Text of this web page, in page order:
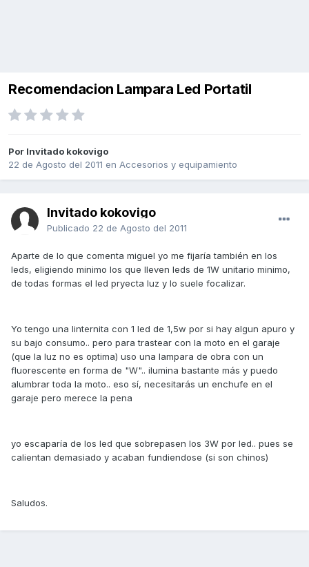
Recomendacion Lampara Led Portatil
Por Invitado kokovigo
22 de Agosto del 2011 en Accesorios y equipamiento
Invitado kokovigo
Publicado 22 de Agosto del 2011
Aparte de lo que comenta miguel yo me fijaría también en los
leds, eligiendo minimo los que lleven leds de 1W unitario minimo,
de todas formas el led pryecta luz y lo suele focalizar.
Yo tengo una linternita con 1 led de 1,5w por si hay algun apuro y
su bajo consumo.. pero para trastear con la moto en el garaje
(que la luz no es optima) uso una lampara de obra con un
fluorescente en forma de "W".. ilumina bastante más y puedo
alumbrar toda la moto.. eso sí, necesitarás un enchufe en el
garaje pero merece la pena
yo escaparía de los led que sobrepasen los 3W por led.. pues se
calientan demasiado y acaban fundiendose (si son chinos)
Saludos.